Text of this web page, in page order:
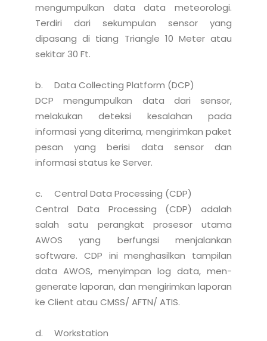
mengumpulkan data data meteorologi.
Terdiri dari sekumpulan sensor yang
dipasang di tiang Triangle 10 Meter atau
sekitar 30 Ft.
b.	Data Collecting Platform (DCP)
DCP mengumpulkan data dari sensor,
melakukan deteksi kesalahan pada
informasi yang diterima, mengirimkan paket
pesan yang berisi data sensor dan
informasi status ke Server.
c.	Central Data Processing (CDP)
Central Data Processing (CDP) adalah
salah satu perangkat prosesor utama
AWOS yang berfungsi menjalankan
software. CDP ini menghasilkan tampilan
data AWOS, menyimpan log data, men-
generate laporan, dan mengirimkan laporan
ke Client atau CMSS/ AFTN/ ATIS.
d.	Workstation